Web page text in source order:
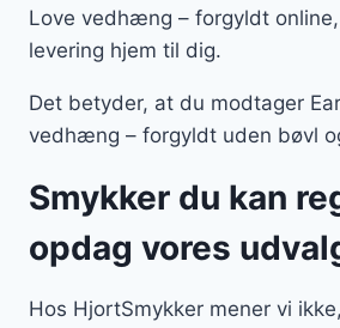
Love vedhæng – forgyldt
levering hjem til dig.
Det betyder, at du modtager
vedhæng – forgyldt uden bøvl
Smykker du kan
opdag vores
Hos HjortSmykker mener vi